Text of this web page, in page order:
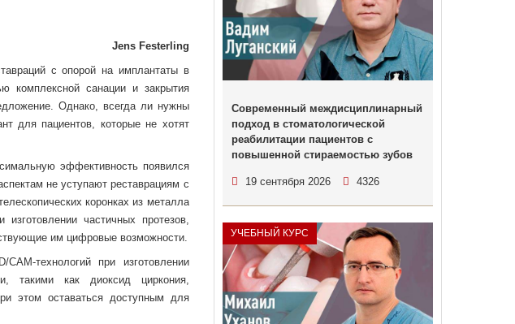
Jens Festerling
с опорой на имплантаты в
комплексной санации и закрытия
Однако, всегда ли нужны
для пациентов, которые не хотят
эффективность появился
не уступают реставрациям с
коронках из металла
частичных протезов,
им цифровые возможности.
технологий при изготовлении
такими как диоксид циркония,
этом оставаться доступным для
Современный междисциплинарный
подход в стоматологической
реабилитации пациентов с
повышенной стираемостью зубов
19 сентября 2026 4326
УЧЕБНЫЙ КУРС